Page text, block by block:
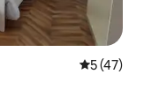
5 (47)